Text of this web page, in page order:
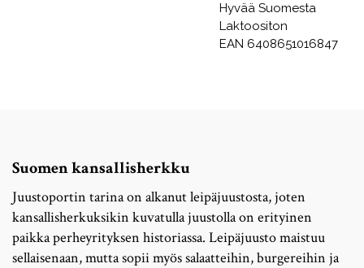
Hyvää Suomesta
Laktoositon
EAN 6408651016847
Suomen kansallisherkku
Juustoportin tarina on alkanut leipäjuustosta, joten
kansallisherkuksikin kuvatulla juustolla on erityinen
paikka perheyrityksen historiassa. Leipäjuusto maistuu
sellaisenaan, mutta sopii myös salaatteihin, burgereihin ja